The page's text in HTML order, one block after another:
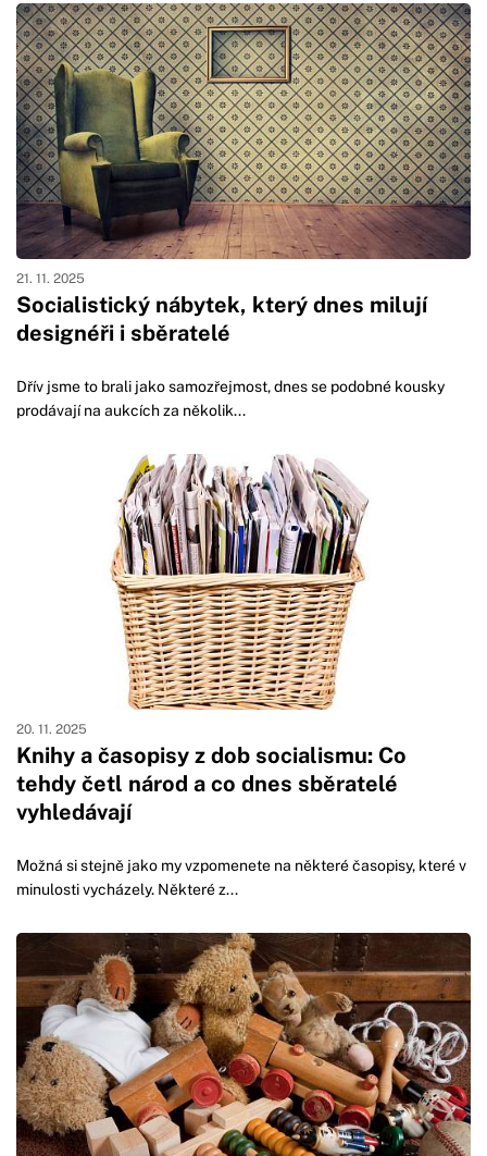
Socialistický nábytek, který dnes milují
designéři i sběratelé
21. 11. 2025
Dřív jsme to brali jako samozřejmost, dnes se podobné kousky
prodávají na aukcích za několik...
Knihy a časopisy z dob socialismu: Co
tehdy četl národ a co dnes sběratelé
vyhledávají
20. 11. 2025
Možná si stejně jako my vzpomenete na některé časopisy, které v
minulosti vycházely. Některé z...